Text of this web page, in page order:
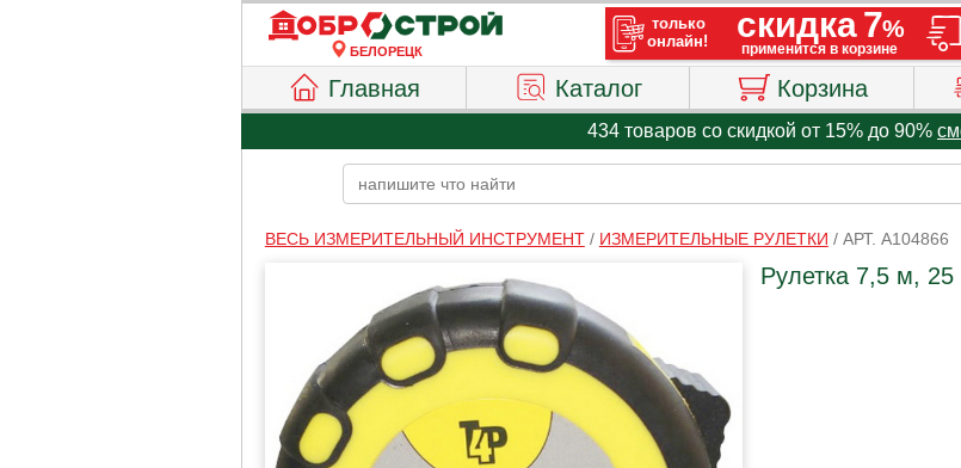
БЕЛОРЕЦК
Главная Каталог Корзина
434 товаров со скидкой от 15% до 90%
ВЕСЬ ИЗМЕРИТЕЛЬНЫЙ ИНСТРУМЕНТ/ ИЗМЕРИТЕЛЬНЫЕ РУЛЕТКИ / АРТ. A104866
Рулетка 7,5 м,